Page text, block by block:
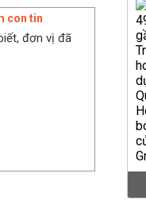
con tin
đơn vị đã